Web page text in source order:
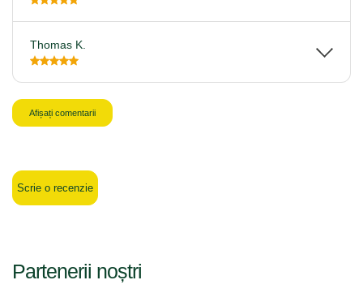
Thomas K.
Afișați comentarii
Scrie o recenzie
Partenerii noștri